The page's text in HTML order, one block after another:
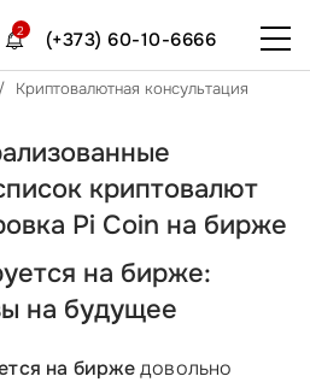
(+373) 60-10-6666
2
Криптовалютная консультация
криптовалют
Pi Coin на бирже
на бирже:
на будущее
на биржедовольно